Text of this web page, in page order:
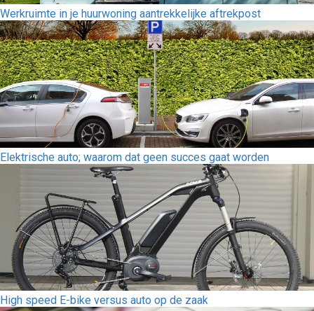
Werkruimte in je huurwoning aantrekkelijke aftrekpost
Elektrische auto; waarom dat geen succes gaat worden
High speed E-bike versus auto op de zaak